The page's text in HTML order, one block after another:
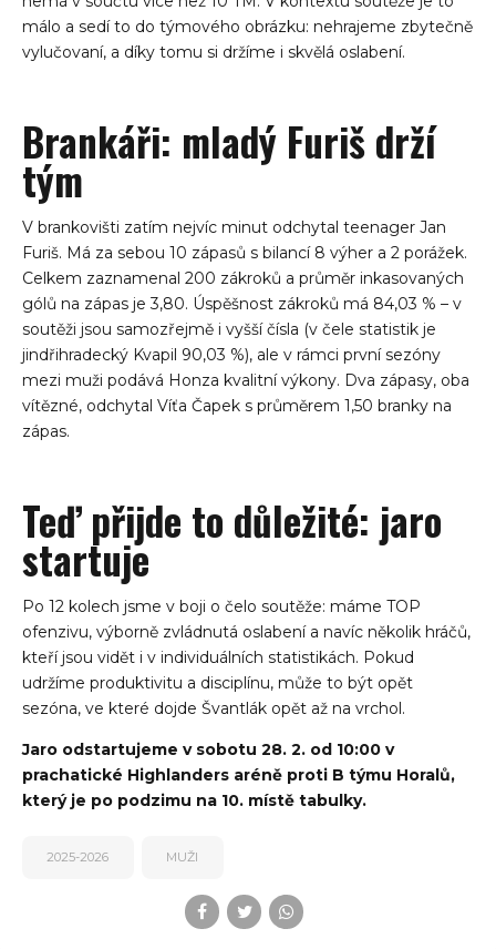
málo a sedí to do týmového obrázku: nehrajeme zbytečně
vylučovaní, a díky tomu si držíme i skvělá oslabení.
Brankáři: mladý Furiš drží
tým
V brankovišti zatím nejvíc minut odchytal teenager Jan
Furiš. Má za sebou 10 zápasů s bilancí 8 výher a 2 porážek.
Celkem zaznamenal 200 zákroků a průměr inkasovaných
gólů na zápas je 3,80. Úspěšnost zákroků má 84,03 % – v
soutěži jsou samozřejmě i vyšší čísla (v čele statistik je
jindřihradecký Kvapil 90,03 %), ale v rámci první sezóny
mezi muži podává Honza kvalitní výkony. Dva zápasy, oba
vítězné, odchytal Víťa Čapek s průměrem 1,50 branky na
zápas.
Teď přijde to důležité: jaro
startuje
Po 12 kolech jsme v boji o čelo soutěže: máme TOP
ofenzivu, výborně zvládnutá oslabení a navíc několik hráčů,
kteří jsou vidět i v individuálních statistikách. Pokud
udržíme produktivitu a disciplínu, může to být opět
sezóna, ve které dojde Švantlák opět až na vrchol.
Jaro odstartujeme v sobotu 28. 2. od 10:00 v
prachatické Highlanders aréně proti B týmu Horalů,
který je po podzimu na 10. místě tabulky.
2025-2026 MUŽI